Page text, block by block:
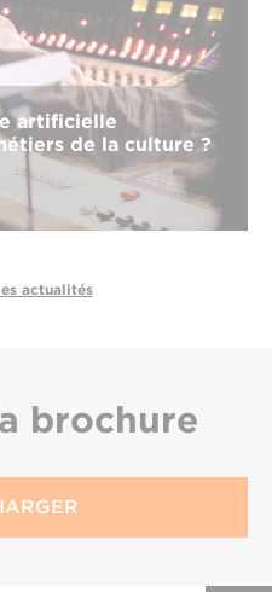
artificielle
de la culture ?
actualités
brochure